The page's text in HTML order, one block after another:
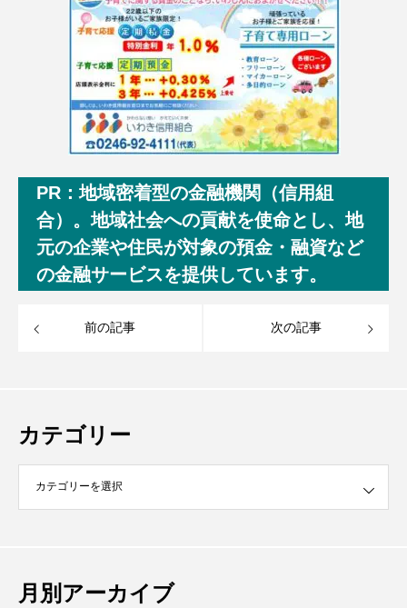
PR：地域密着型の金融機関（信用組
合）。地域社会への貢献を使命とし、地
元の企業や住民が対象の預金・融資など
の金融サービスを提供しています。
前の記事 次の記事
カテゴリー
月別アーカイブ